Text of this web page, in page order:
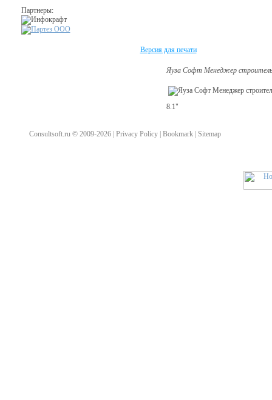
Партнеры:
Версия для печати
Яуза Софт Менеджер
8.1"
Consultsoft.ru © 2009-2026 | Privacy Policy | Bookmark | Sitemap